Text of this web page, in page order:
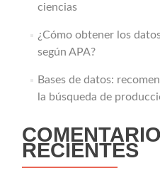
ciencias
¿Cómo obtener los
según APA?
Bases de datos:
la búsqueda de
RECIENTES